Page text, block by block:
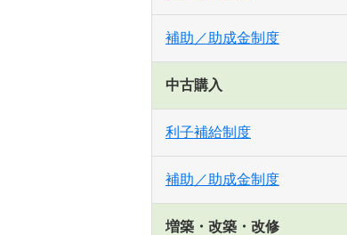
補助／助成金制度
中古購入
利子補給制度
補助／助成金制度
増築・改築・改修